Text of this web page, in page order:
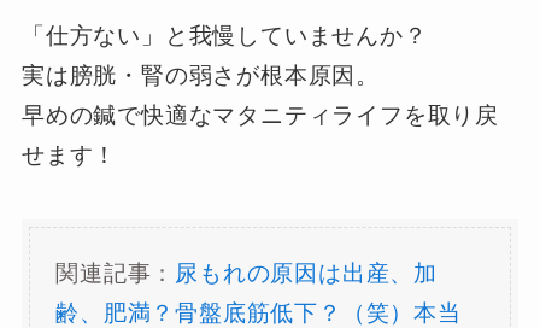
「仕方ない」と我慢していませんか？
実は膀胱・腎の弱さが根本原因。
早めの鍼で快適なマタニティライフを取り戻
せます！
関連記事： 尿もれの原因は出産、加
齢、肥満？骨盤底筋低下？（笑）本当